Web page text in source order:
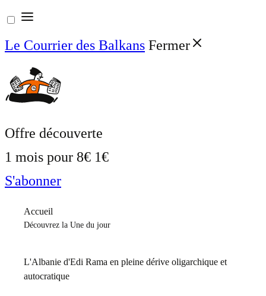
Aller
au
contenu
Le Courrier des Balkans Fermer
Offre découverte
1 mois pour 8€ 1€
S'abonner
Accueil
Découvrez la Une du jour
L'Albanie d'Edi Rama en pleine dérive oligarchique et
autocratique